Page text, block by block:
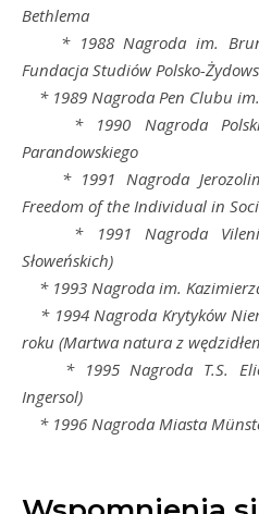
Bethlema
* 1988 Nagroda im.
Fundacja Studiów Polsko-
* 1989 Nagroda Pen Clubu
* 1990 Nagroda
Parandowskiego
* 1991 Nagroda
Freedom of the Individual in
* 1991 Nagroda Vilenica
Słoweńskich)
* 1993 Nagroda im.
* 1994 Nagroda Krytyków
roku (Martwa natura z
* 1995 Nagroda T.S.
Ingersol)
* 1996 Nagroda Miasta